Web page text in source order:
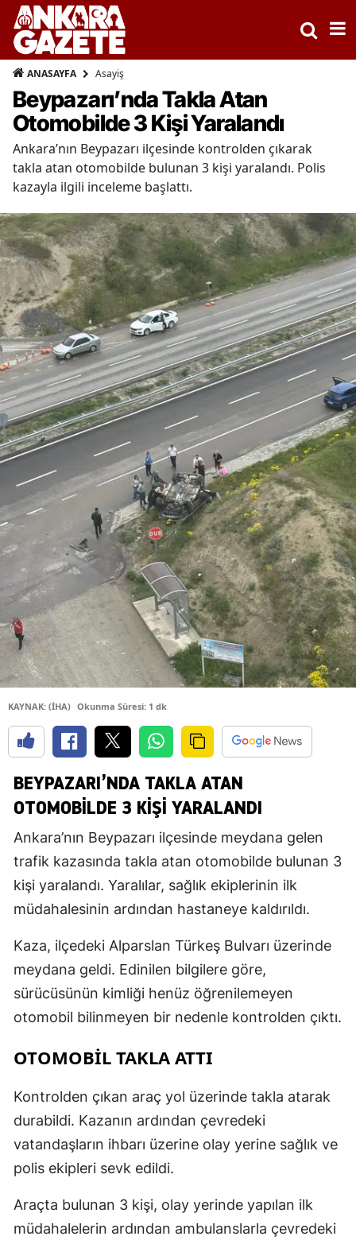
ANASAYFA Asayiş
Beypazarı’nda Takla Atan
Otomobilde 3 Kişi Yaralandı
Ankara’nın Beypazarı ilçesinde kontrolden çıkarak
takla atan otomobilde bulunan 3 kişi yaralandı. Polis
kazayla ilgili inceleme başlattı.
KAYNAK: (İHA) Okunma Süresi: 1 dk
BEYPAZARI’NDA TAKLA ATAN
OTOMOBILDE 3 KIŞI YARALANDI
Ankara’nın Beypazarı ilçesinde meydana gelen
trafik kazasında takla atan otomobilde bulunan 3
kişi yaralandı. Yaralılar, sağlık ekiplerinin ilk
müdahalesinin ardından hastaneye kaldırıldı.
Kaza, ilçedeki Alparslan Türkeş Bulvarı üzerinde
meydana geldi. Edinilen bilgilere göre,
sürücüsünün kimliği henüz öğrenilemeyen
otomobil bilinmeyen bir nedenle kontrolden çıktı.
OTOMOBIL TAKLA ATTI
Kontrolden çıkan araç yol üzerinde takla atarak
durabildi. Kazanın ardından çevredeki
vatandaşların ihbarı üzerine olay yerine sağlık ve
polis ekipleri sevk edildi.
Araçta bulunan 3 kişi, olay yerinde yapılan ilk
müdahalelerin ardından ambulanslarla çevredeki